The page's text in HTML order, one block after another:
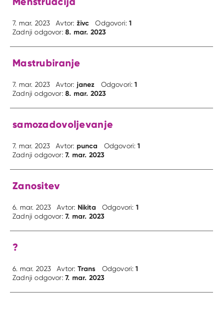
7. mar. 2023 Avtor: živc Odgovori:1
Zadnji odgovor:8. mar. 2023
Mastrubiranje
7. mar. 2023 Avtor: janez Odgovori:1
Zadnji odgovor:8. mar. 2023
samozadovoljevanje
7. mar. 2023 Avtor: punca Odgovori:1
Zadnji odgovor:7. mar. 2023
Zanositev
6. mar. 2023 Avtor: Nikita Odgovori: 1
Zadnji odgovor:7. mar. 2023
?
6. mar. 2023 Avtor: Trans Odgovori:1
Zadnji odgovor:7. mar. 2023